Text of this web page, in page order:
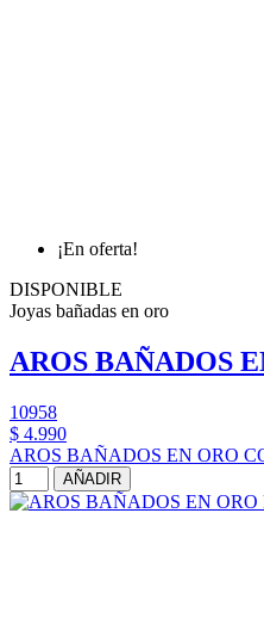
¡En oferta!
DISPONIBLE
Joyas bañadas en oro
AROS BAÑADOS
10958
$ 4.990
AROS BAÑADOS EN ORO
AÑADIR